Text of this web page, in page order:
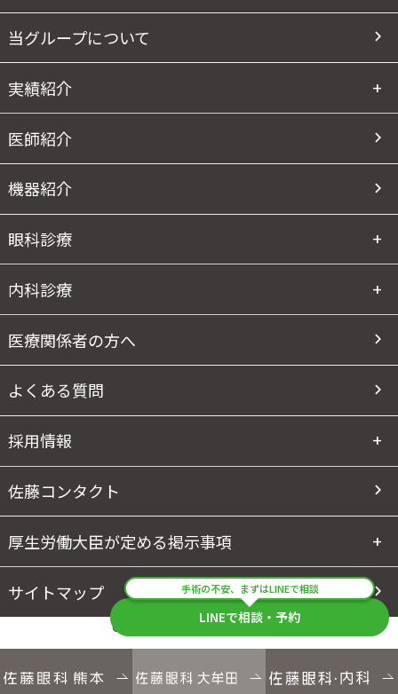
当グループについて
実績紹介
医師紹介
機器紹介
眼科診療
内科診療
医療関係者の方へ
よくある質問
採用情報
佐藤コンタクト
厚生労働大臣が定める掲示事項
サイトマップ
© 2011 Sato Eye Clinic Group.
手術の不安、まずはLINEで相談
LINEで相談・予約